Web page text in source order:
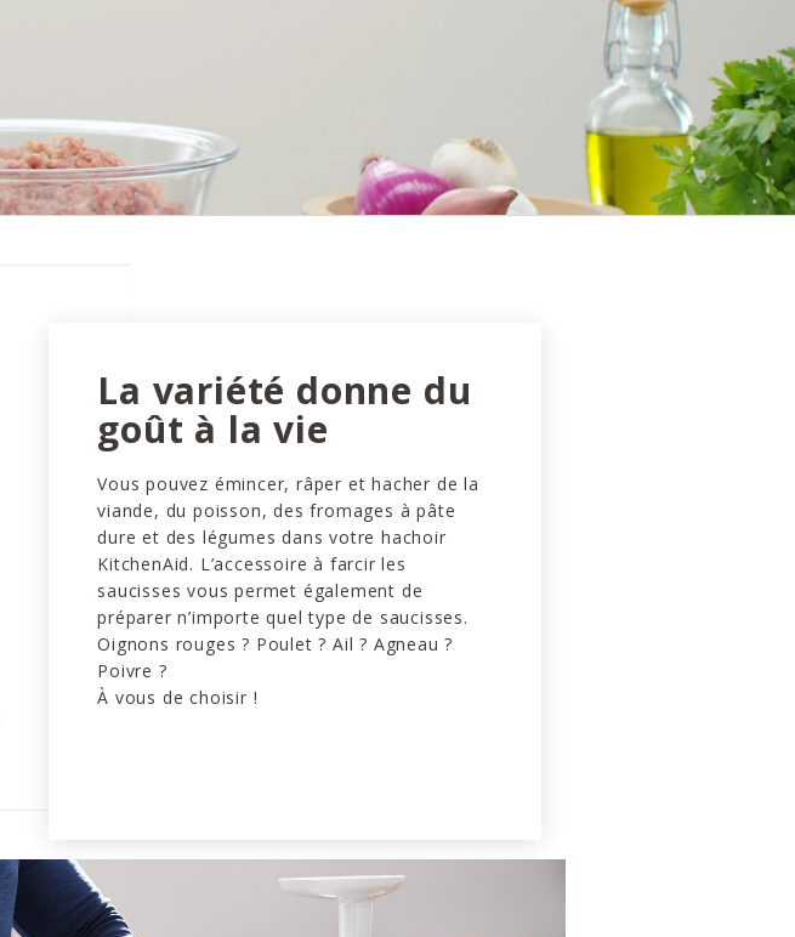
La variété donne du
goût à la vie
Vous pouvez émincer, râper et hacher de la
viande, du poisson, des fromages à pâte
dure et des légumes dans votre hachoir
KitchenAid. L’accessoire à farcir les
saucisses vous permet également de
préparer n’importe quel type de saucisses.
Oignons rouges ? Poulet ? Ail ? Agneau ?
Poivre ?
À vous de choisir !